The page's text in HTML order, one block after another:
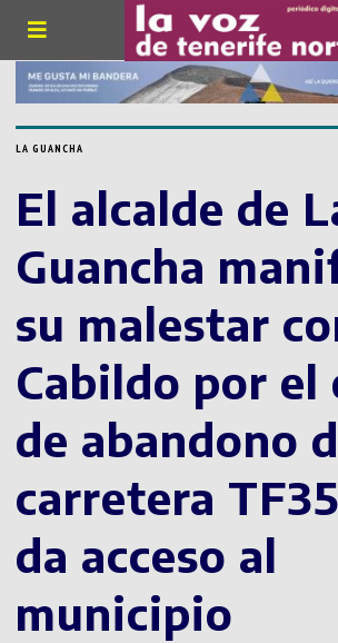
LA GUANCHA
El alcalde de
Guancha
su malestar
Cabildo por el
de abandono
carretera
da acceso al
municipio